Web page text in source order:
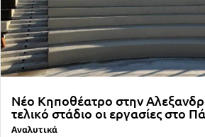
Νέο Κηποθέατρο στην
τελικό στάδιο οι εργασίες στο
Αναλυτικά